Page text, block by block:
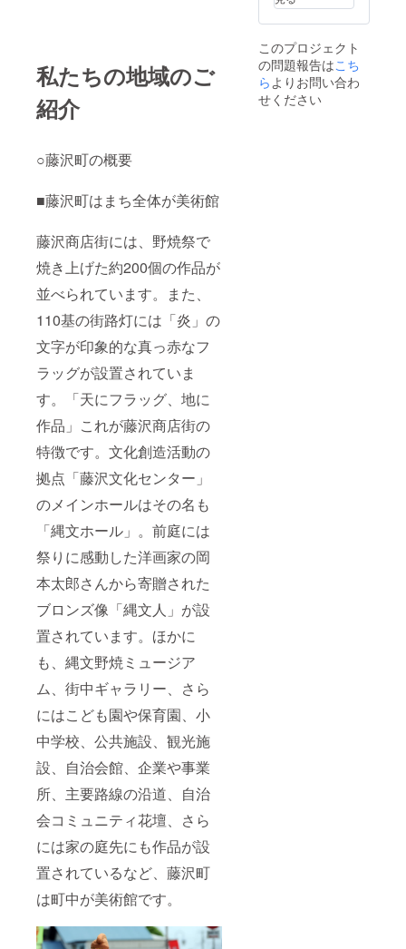
私たちの地域のご
紹介
○藤沢町の概要
■藤沢町はまち全体が美術館
藤沢商店街には、野焼祭で
焼き上げた約200個の作品が
並べられています。また、
110基の街路灯には「炎」の
文字が印象的な真っ赤なフ
ラッグが設置されていま
す。「天にフラッグ、地に
作品」これが藤沢商店街の
特徴です。文化創造活動の
拠点「藤沢文化センター」
のメインホールはその名も
「縄文ホール」。前庭には
祭りに感動した洋画家の岡
本太郎さんから寄贈された
ブロンズ像「縄文人」が設
置されています。ほかに
も、縄文野焼ミュージア
ム、街中ギャラリー、さら
にはこども園や保育園、小
中学校、公共施設、観光施
設、自治会館、企業や事業
所、主要路線の沿道、自治
会コミュニティ花壇、さら
には家の庭先にも作品が設
置されているなど、藤沢町
は町中が美術館です。
商品開
封前に
お届け
のリ
ターン
に貼付
された
このプロジェクト
の問題報告はこち
らよりお問い合わ
せください